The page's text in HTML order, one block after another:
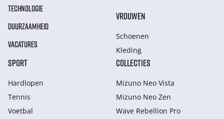
TECHNOLOGIE
DUURZAAMHEID
VACATURES
VROUWEN
Schoenen
Kleding
SPORT
Hardlopen
Tennis
Voetbal
COLLECTIES
Mizuno Neo Vista
Mizuno Neo Zen
Wave Rebellion Pro